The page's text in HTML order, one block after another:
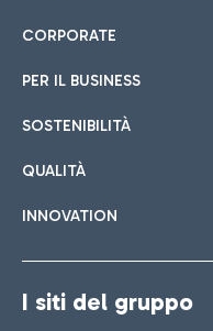
CORPORATE
PER IL BUSINESS
SOSTENIBILITÀ
QUALITÀ
INNOVATION
I siti del gruppo